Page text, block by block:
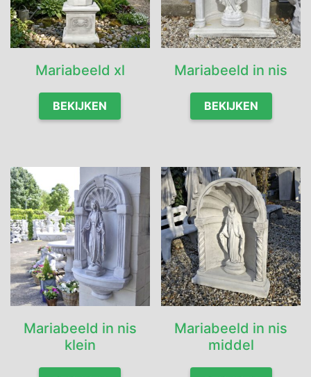
Mariabeeld xl
BEKIJKEN
Mariabeeld in nis
BEKIJKEN
Mariabeeld in nis
klein
Mariabeeld in nis
middel